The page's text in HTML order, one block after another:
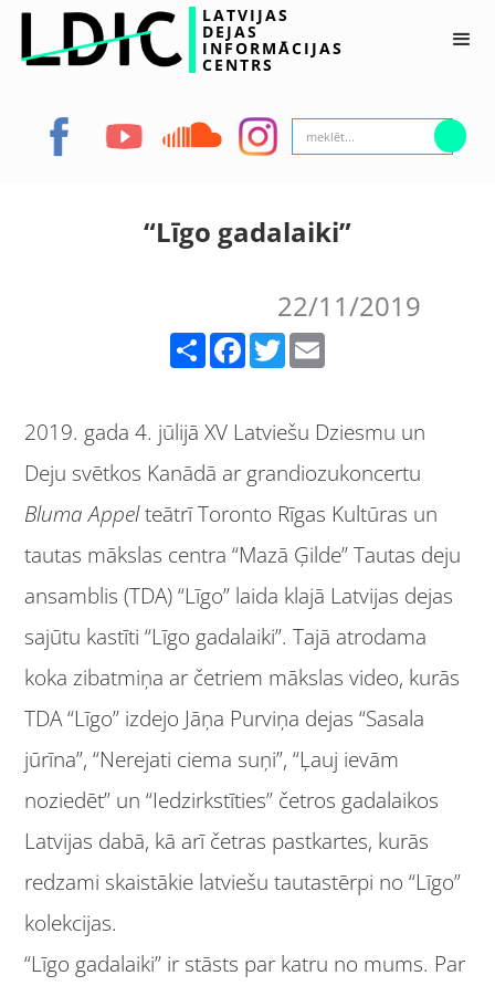
LATVIJAS
DEJAS
INFORMĀCIJAS
CENTRS
“Līgo gadalaiki”
22/11/2019
Facebook Twitter
2019. gada 4. jūlijā XV Latviešu Dziesmu un
Deju svētkos Kanādā ar grandiozukoncertu
Bluma Appelteātrī Toronto Rīgas Kultūras un
tautas mākslas centra “Mazā Ģilde” Tautas deju
ansamblis (TDA) “Līgo” laida klajā Latvijas dejas
sajūtu kastīti “Līgo gadalaiki”. Tajā atrodama
koka zibatmiņa ar četriem mākslas video, kurās
TDA “Līgo” izdejo Jāņa Purviņa dejas “Sasala
jūrīna”, “Nerejati ciema suņi”, “Ļauj ievām
noziedēt” un “Iedzirkstīties” četros gadalaikos
Latvijas dabā, kā arī četras pastkartes, kurās
redzami skaistākie latviešu tautastērpi no “Līgo”
kolekcijas.
“Līgo gadalaiki” ir stāsts par katru no mums. Par